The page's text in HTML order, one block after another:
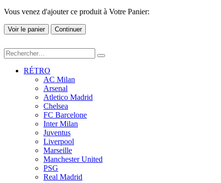
Vous venez d'ajouter ce produit à Votre Panier:
Voir le panier Continuer
RÉTRO
AC Milan
Arsenal
Atletico Madrid
Chelsea
FC Barcelone
Inter Milan
Juventus
Liverpool
Marseille
Manchester United
PSG
Real Madrid